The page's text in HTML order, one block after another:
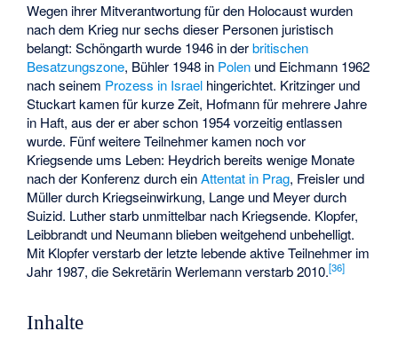
Wegen ihrer Mitverantwortung für den Holocaust wurden
nach dem Krieg nur sechs dieser Personen juristisch
belangt: Schöngarth wurde 1946 in derbritischen
Besatzungszone, Bühler 1948 in Polen und Eichmann 1962
nach seinem Prozess in Israel hingerichtet. Kritzinger und
Stuckart kamen für kurze Zeit, Hofmann für mehrere Jahre
in Haft, aus der er aber schon 1954 vorzeitig entlassen
wurde. Fünf weitere Teilnehmer kamen noch vor
Kriegsende ums Leben: Heydrich bereits wenige Monate
nach der Konferenz durch einAttentat in Prag, Freisler und
Müller durch Kriegseinwirkung, Lange und Meyer durch
Suizid. Luther starb unmittelbar nach Kriegsende. Klopfer,
Leibbrandt und Neumann blieben weitgehend unbehelligt.
Mit Klopfer verstarb der letzte lebende aktive Teilnehmer im
Jahr 1987, die Sekretärin Werlemann verstarb 2010.[36]
Inhalte